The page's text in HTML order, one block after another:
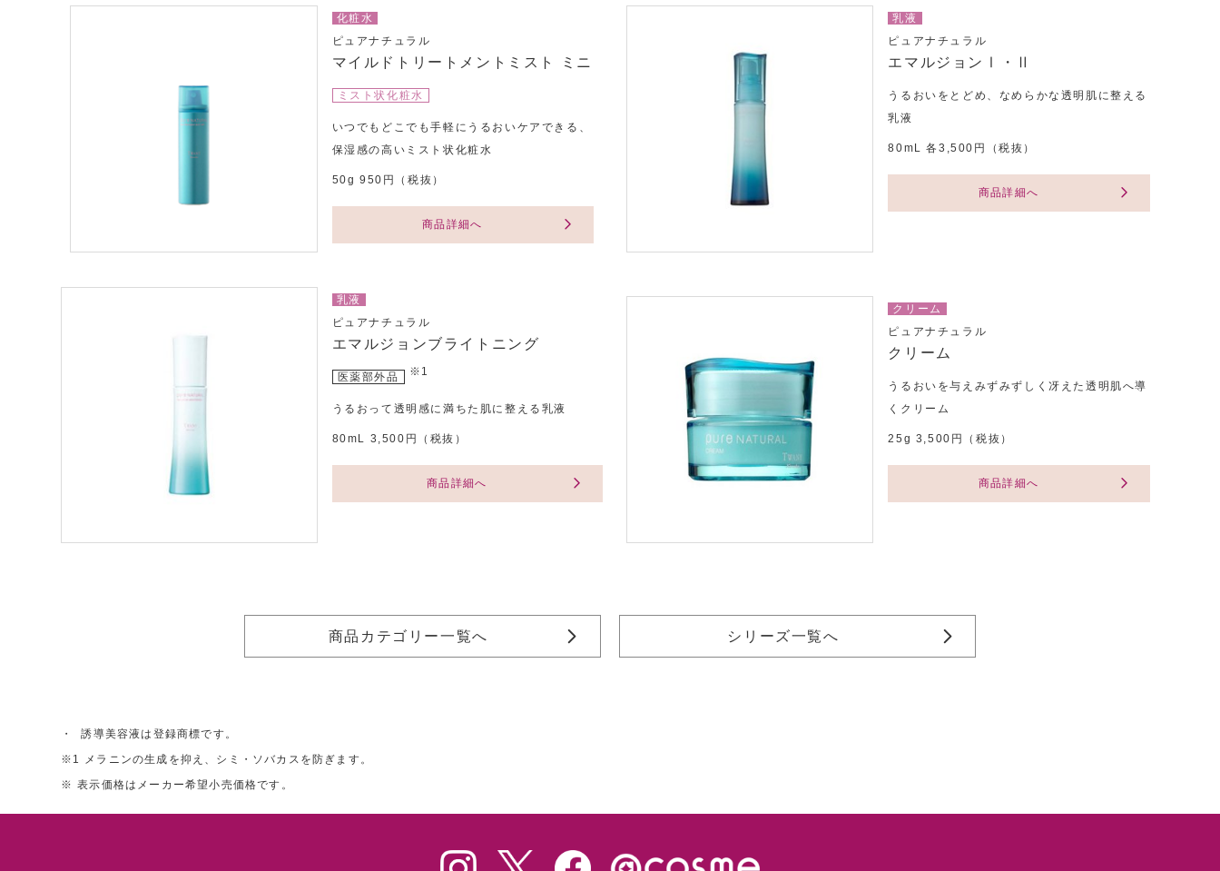
化粧水
ピュアナチュラル
マイルドトリートメントミスト ミニ
ミスト状化粧水
いつでもどこでも手軽にうるおいケアできる、
保湿感の高いミスト状化粧水
50g 950円（税抜）
商品詳細へ
乳液
ピュアナチュラル
エマルジョンⅠ・Ⅱ
うるおいをとどめ、なめらかな透明肌に整える
乳液
80mL 各3,500円（税抜）
商品詳細へ
乳液
ピュアナチュラル
エマルジョンブライトニング
医薬部外品 ※1
うるおって透明感に満ちた肌に整える乳液
80mL 3,500円（税抜）
商品詳細へ
クリーム
ピュアナチュラル
クリーム
うるおいを与えみずみずしく冴えた透明肌へ導
くクリーム
25g 3,500円（税抜）
商品詳細へ
商品カテゴリー一覧へ シリーズ一覧へ
・
誘導美容液は登録商標です。
※1
メラニンの生成を抑え、シミ・ソバカスを防ぎます。
※ 表示価格はメーカー希望小売価格です。